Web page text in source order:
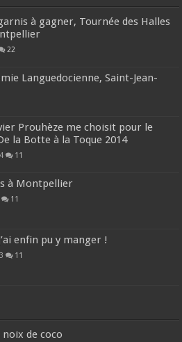
à gagner, Tournée des Halles
22
Languedocienne, Saint-Jean-
Prouhèze me choisit pour le
la Botte à la Toque 2014
11
à Montpellier
11
enfin pu y manger !
11
noix de coco